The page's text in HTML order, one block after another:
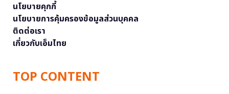
นโยบายคุกกี้
นโยบายการคุ้มครองข้อมูลส่วนบุคคล
ติดต่อเรา
เกี่ยวกับเอ็มไทย
TOP CONTENT